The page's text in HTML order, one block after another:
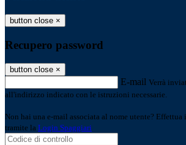
button close ×
Recupero password
button close ×
E-mail Verrà
all'indirizzo indicato con le istruzioni necessarie.
Non hai una e-mail associata al nome utente? Effettua
tramite la Login Spaggiari